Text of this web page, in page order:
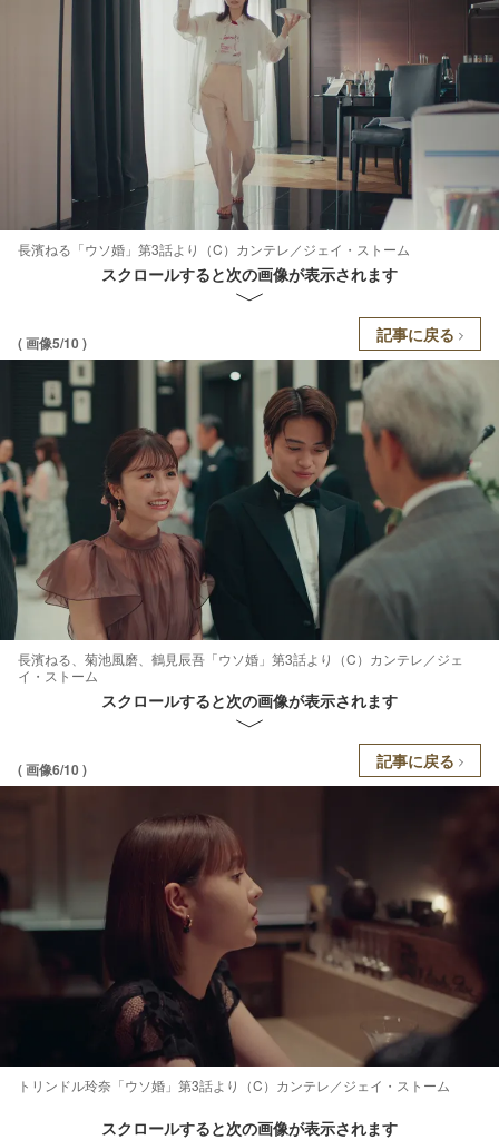
長濱ねる「ウソ婚」第3話より（C）カンテレ／ジェイ・ストーム
スクロールすると次の画像が表示されます
( 画像5/10 ) 記事に戻る
長濱ねる、菊池風磨、鶴見辰吾「ウソ婚」第3話より（C）カンテレ／ジェ
イ・ストーム
スクロールすると次の画像が表示されます
( 画像6/10 ) 記事に戻る
トリンドル玲奈「ウソ婚」第3話より（C）カンテレ／ジェイ・ストーム
スクロールすると次の画像が表示されます